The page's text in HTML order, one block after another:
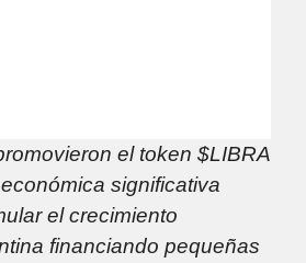
el token $LIBRA
significativa
el crecimiento
financiando pequeñas